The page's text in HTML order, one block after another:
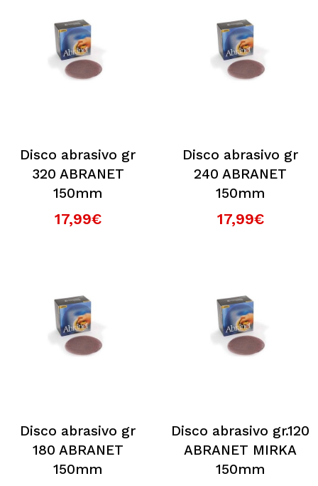
Disco abrasivo gr
320 ABRANET
150mm
17,99€
Disco abrasivo gr
240 ABRANET
150mm
17,99€
Disco abrasivo gr
180 ABRANET
150mm
Disco abrasivo gr.120
ABRANET MIRKA
150mm